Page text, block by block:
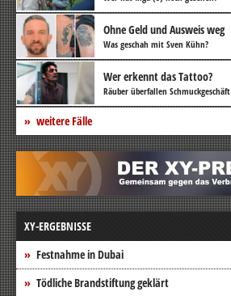
Ohne Geld und Ausweis weg
Was geschah mit Sven Kühn?
Wer erkennt das Tattoo?
Räuber überfallen Schmuckgeschäft
weitere Fälle
XY-ERGEBNISSE
Festnahme in Dubai
Tödliche Brandstiftung geklärt